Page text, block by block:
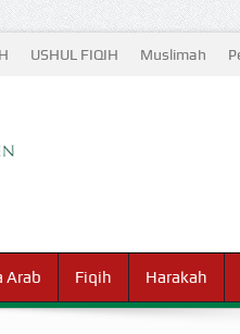
USHUL FIQIH Muslimah
Arab Fiqih Harakah